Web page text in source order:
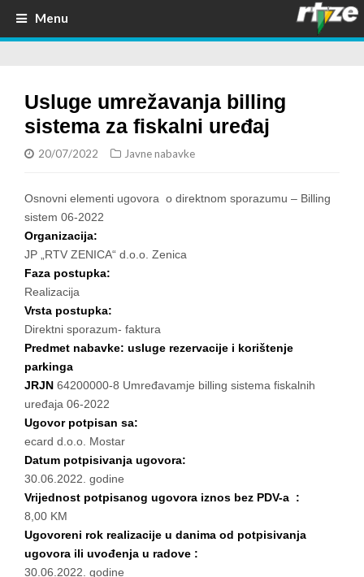
Menu
Usluge umrežavanja billing
sistema za fiskalni uređaj
20/07/2022 Javne nabavke
Osnovni elementi ugovora o direktnom sporazumu – Billing
sistem 06-2022
Organizacija:
JP „RTV ZENICA“ d.o.o. Zenica
Faza postupka:
Realizacija
Vrsta postupka:
Direktni sporazum- faktura
Predmet nabavke: usluge rezervacije i korištenje
parkinga
JRJN 64200000-8 Umređavamje billing sistema fiskalnih
uređaja 06-2022
Ugovor potpisan sa:
ecard d.o.o. Mostar
Datum potpisivanja ugovora:
30.06.2022. godine
Vrijednost potpisanog ugovora iznos bez PDV-a :
8,00 KM
Ugovoreni rok realizacije u danima od potpisivanja
ugovora ili uvođenja u radove :
30.06.2022. godine